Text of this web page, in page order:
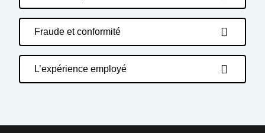
Fraude et conformité
L’expérience employé